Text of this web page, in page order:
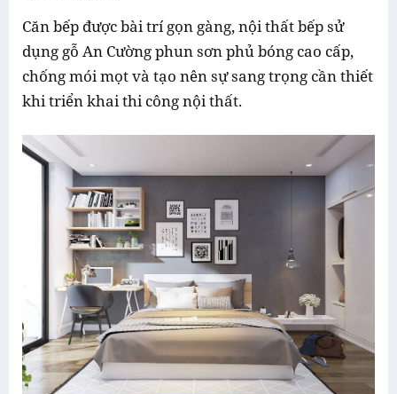
Căn bếp được bài trí gọn gàng, nội thất bếp sử
dụng gỗ An Cường phun sơn phủ bóng cao cấp,
chống mói mọt và tạo nên sự sang trọng cần thiết
khi triển khai thi công nội thất.